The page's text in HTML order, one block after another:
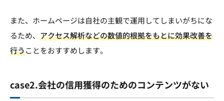
また、ホームページは自社の主観で運用してしまいがちにな
るため、 アクセス解析などの数値的根拠をもとに効果改善を
行うことをおすすめします。
case2.会社の信用獲得のためのコンテンツがない